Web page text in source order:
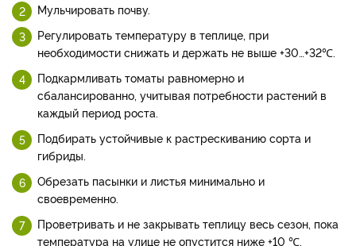
Мульчировать почву.
Регулировать температуру в теплице, при
необходимости снижать и держать не выше +30…+32℃.
Подкармливать томаты равномерно и
сбалансированно, учитывая потребности растений в
каждый период роста.
Подбирать устойчивые к растрескиванию сорта и
гибриды.
Обрезать пасынки и листья минимально и
своевременно.
Проветривать и не закрывать теплицу весь сезон, пока
температура на улице не опустится ниже +10 ℃.